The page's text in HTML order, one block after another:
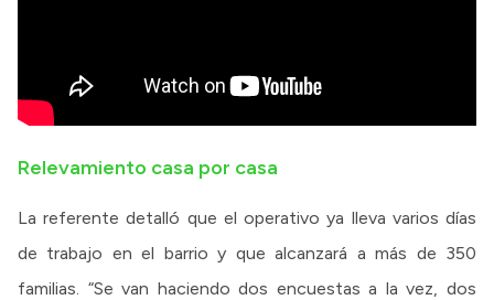
Relevamiento casa por casa
La referente detalló que el operativo ya lleva varios días
de trabajo en el barrio y que alcanzará a más de 350
familias. “Se van haciendo dos encuestas a la vez, dos